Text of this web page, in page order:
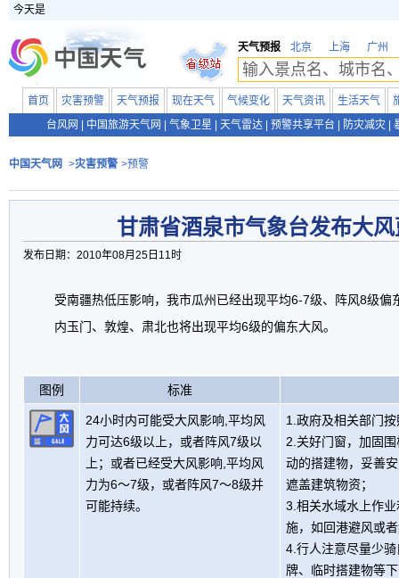
今天是
天气预报 北京 上海 广州
首页 灾害预警 天气预报 现在天气 气候变化 天气资讯 生活天气
台风网
中国旅游天气网 气象卫星 天气雷达 预警共享平台 防灾减灾
中国天气网 >灾害预警 >预警
甘肃省酒泉市气象台发布大
发布日期：2010年08月25日11时
受南疆热低压影响，我市瓜州已经出现平均6-7级、阵风8级偏
内玉门、敦煌、肃北也将出现平均6级的偏东大风。
图例 标准
24小时内可能受大风影响,平均风
力可达6级以上，或者阵风7级以
上；或者已经受大风影响,平均风
力为6～7级，或者阵风7～8级并
可能持续。
1.政府及相关部门
2.关好门窗，加固
动的搭建物，妥善
遮盖建筑物资；
3.相关水域水上作
施，如回港避风或
4.行人注意尽量少
牌、临时搭建物等